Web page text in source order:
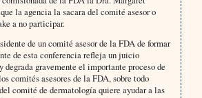
la agencia la sacara del comité asesor o
a no participar.
de un comité asesor de la FDA de formar
de esta conferencia refleja un juicio
degrada gravemente el importante proceso de
comités asesores de la FDA, sobre todo
comité de dermatología quiere ayudar a las